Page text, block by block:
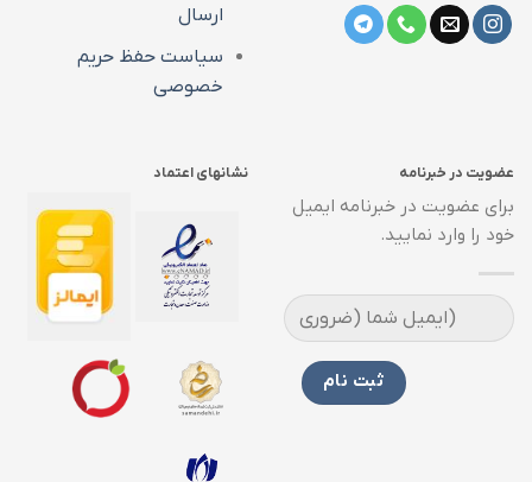
ارسال
سیاست حفظ حریم
خصوصی
عضویت در خبرنامه
برای عضویت در خبرنامه ایمیل
خود را وارد نمایید.
نشانهای اعتماد